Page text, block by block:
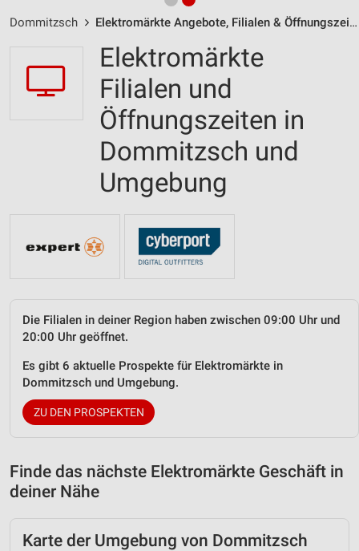
Dommitzsch Elektromärkte Angebote, Filialen & Öffnungszeiten
Elektromärkte
Filialen und
Öffnungszeiten in
Dommitzsch und
Umgebung
Die Filialen in deiner Region haben zwischen 09:00 Uhr und
20:00 Uhr geöffnet.
Es gibt 6 aktuelle Prospekte für Elektromärkte in
Dommitzsch und Umgebung.
ZU DEN PROSPEKTEN
Finde das nächste Elektromärkte Geschäft in
deiner Nähe
Karte der Umgebung von Dommitzsch